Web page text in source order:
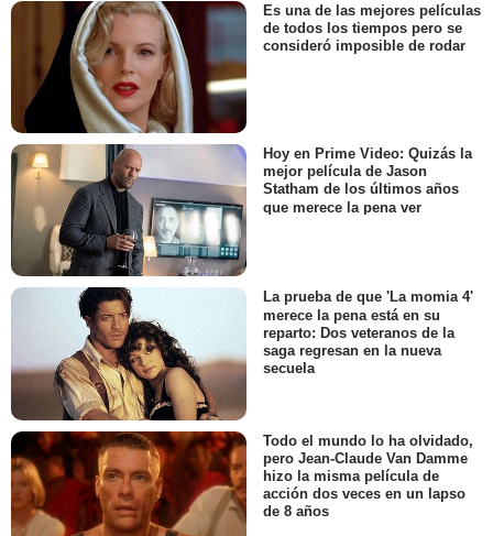
Es una de las mejores películas
de todos los tiempos pero se
consideró imposible de rodar
Hoy en Prime Video: Quizás la
mejor película de Jason
Statham de los últimos años
que merece la pena ver
La prueba de que 'La momia 4'
merece la pena está en su
reparto: Dos veteranos de la
saga regresan en la nueva
secuela
Todo el mundo lo ha olvidado,
pero Jean-Claude Van Damme
hizo la misma película de
acción dos veces en un lapso
de 8 años